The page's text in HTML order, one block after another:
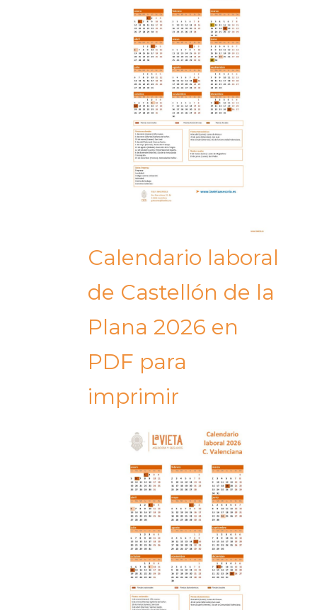
Calendario laboral
de Castellón de la
Plana 2026 en
PDF para
imprimir​